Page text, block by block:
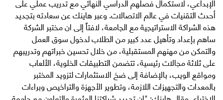
أحدث التقنيات في عالم الاتصالات. وعبر هاينك عن سعادته بتجديد
هذه الشراكة الاستراتيجية مع الجامعة، لافتاً إلى ان مختبر الشركة
ساهم بإعداد وتأهيل عدد كبير من الطلاب لدخول سوق العمل
والتمكن من مهنهم المستقبلية، من خلال تحسين خبراتهم وتدريبهم
على ثلاثة مجالات رئيسية، تتضمن التطبيقات الخلوية، الألعاب
ومواقع الويب، بالإضافة إلى ضخ الاستثمارات لتزويد المختبر
بالمعدات والتجهيزات اللازمة، وتطوير الأجهزة والتراخيص وبراءات